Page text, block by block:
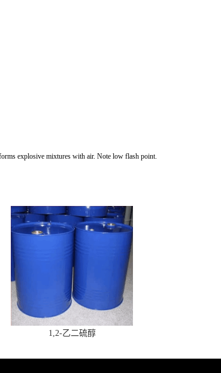
explosive mixtures with air. Note low flash point.
1,2-乙二硫醇